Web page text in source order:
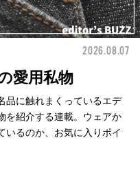
2026.08.07
愛用私物
品に触れまくっているエデ
を紹介する連載。ウェアか
いるのか、お気に入りポイ